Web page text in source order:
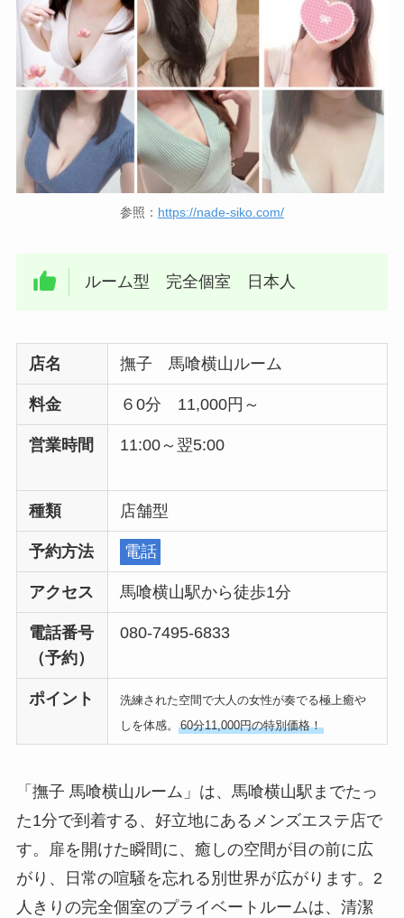
参照： https://nade-siko.com/
ルーム型 完全個室 日本人
店名 撫子 馬喰横山ルーム
料金 ６0分 11,000円～
営業時間 11:00～翌5:00
種類 店舗型
予約方法 電話
アクセス 馬喰横山駅から徒歩1分
電話番号
（予約）
080-7495-6833
ポイント
洗練された空間で大人の女性が奏でる極上癒や
しを体感。60分11,000円の特別価格！
「撫子 馬喰横山ルーム」は、馬喰横山駅までたっ
た1分で到着する、好立地にあるメンズエステ店で
す。扉を開けた瞬間に、癒しの空間が目の前に広
がり、日常の喧騒を忘れる別世界が広がります。2
人きりの完全個室のプライベートルームは、清潔